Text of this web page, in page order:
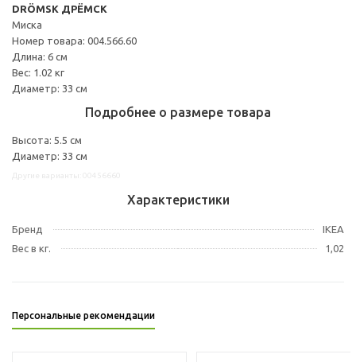
DRÖMSK ДРЁМСК
Миска
Номер товара: 004.566.60
Длина: 6 см
Вес: 1.02 кг
Диаметр: 33 см
Подробнее о размере товара
Высота: 5.5 см
Диаметр: 33 см
Характеристики
Бренд
IKEA
Вес в кг.
1,02
Персональные рекомендации